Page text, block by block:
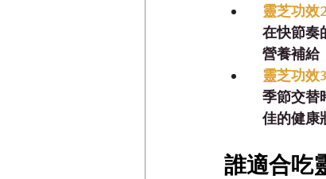
靈芝功效
在快
營養補
靈芝功效
季節
佳的健康
誰適合吃